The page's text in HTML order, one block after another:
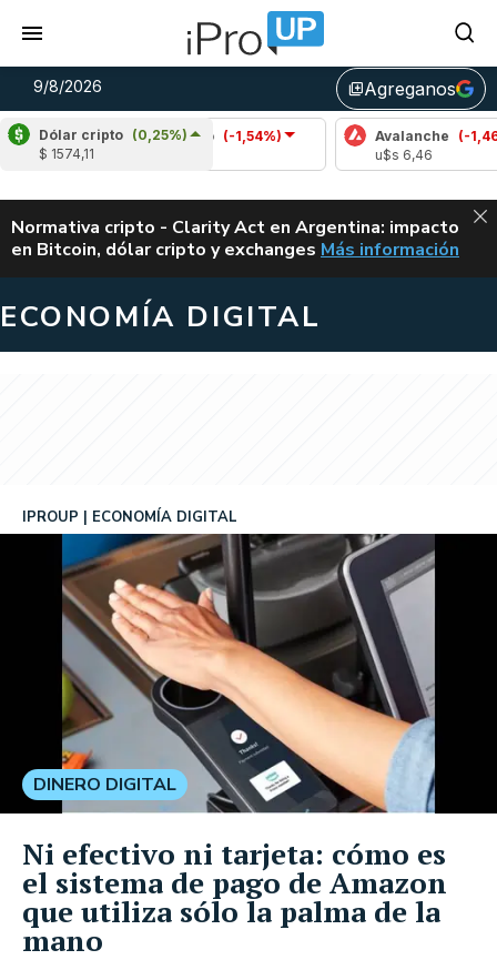
9/8/2026 library_addAgreganos
Dólar cripto (0,25%)
$ 1574,11
Cardano (-1,54%)
Avalanche (-1,46%)
u$s 6,46
ALERTA
Normativa cripto - Clarity Act en Argentina: impacto
en Bitcoin, dólar cripto y exchanges CLARITY ACT EN
Más información
ECONOMÍA DIGITAL
IPROUP ECONOMÍA DIGITAL
DINERO DIGITAL
Ni efectivo ni tarjeta: cómo es
el sistema de pago de Amazon
que utiliza sólo la palma de la
mano